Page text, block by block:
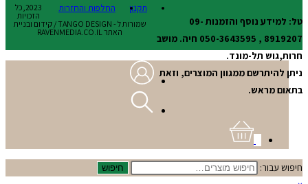
טל: למידע נוסף והזמנות 09-
8919207 , 050-3643595 חיה. מושב
חרות,גוש תל-מונד.
ניתן להיתרשם ממגוון המוצרים, וזאת
בתאום מראש.
תקנון החלפות והחזרות
2023,כל
הזכויות
שמורות ל - TANGO DESIGN / קידום ובניית
האתר RAVENMEDIA.CO.IL
חיפוש עבור: חיפוש